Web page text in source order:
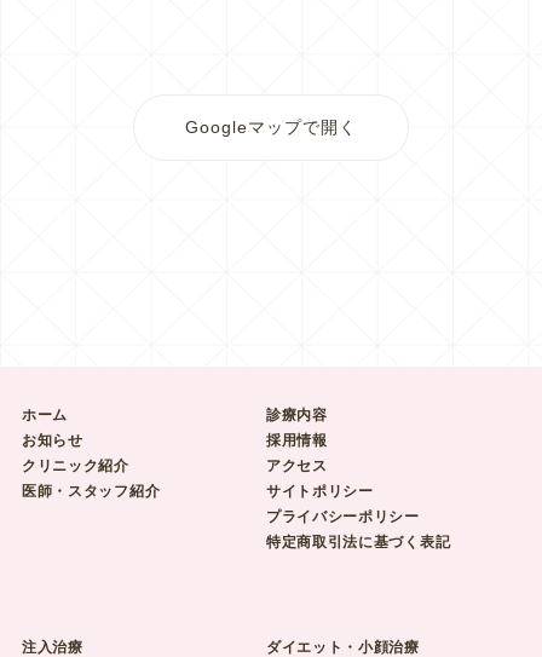
Googleマップで開く
ホーム
お知らせ
クリニック紹介
医師・スタッフ紹介
診療内容
採用情報
アクセス
サイトポリシー
プライバシーポリシー
特定商取引法に基づく表記
注入治療
ダイエット・小顔治療